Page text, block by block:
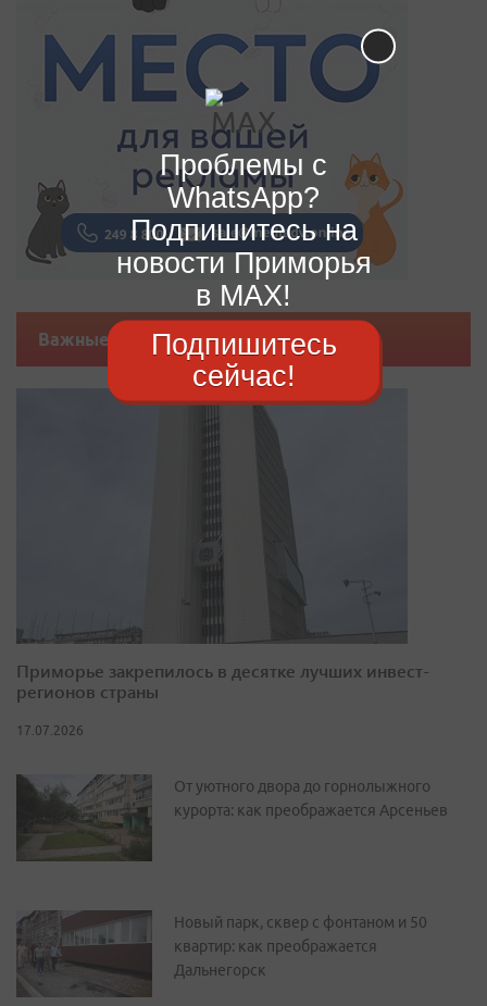
Важные новости
Приморье закрепилось в десятке лучших инвест-
регионов страны
17.07.2026
От уютного двора до горнолыжного
курорта: как преображается Арсеньев
Новый парк, сквер с фонтаном и 50
квартир: как преображается
Дальнегорск
Проблемы с
WhatsApp?
Подпишитесь на
новости Приморья
в MAX!
Подпишитесь
сейчас!